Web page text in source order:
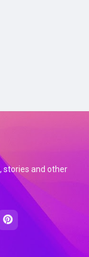
stories and other